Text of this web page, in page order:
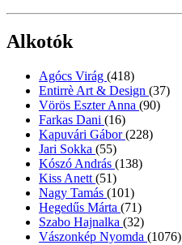
Alkotók
Agócs Virág (418)
Entirrè Art & Design (37)
Vörös Eszter Anna (90)
Farkas Dani (16)
Kapuvári Gábor(228)
Jari Sokka (55)
Kószó András (138)
Kiss Anett (51)
Nagy Tamás (101)
Hegedűs Márta (71)
Szabo Hajnalka (32)
Vászonkép Nyomda (1076)